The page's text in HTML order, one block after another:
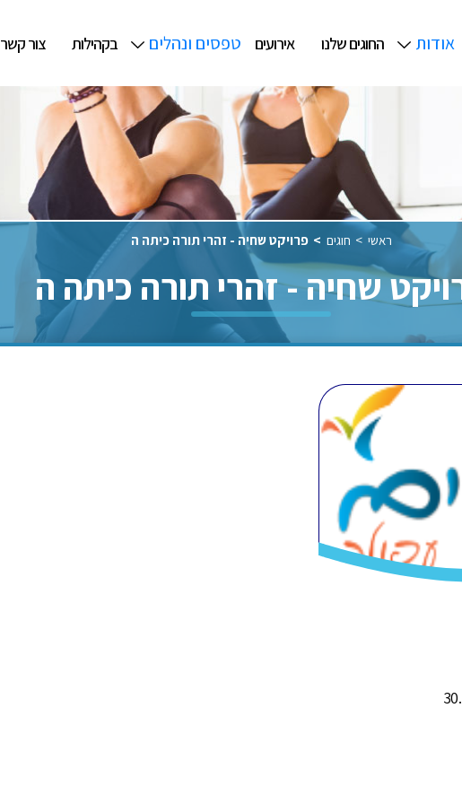
אודות החוגים שלנו אירועים טפסים ונהלים בקהילות צור קשר
ראשי חוגים פרויקט שחיה - זהרי תורה כיתה ה
שחיה - זהרי תורה כיתה ה